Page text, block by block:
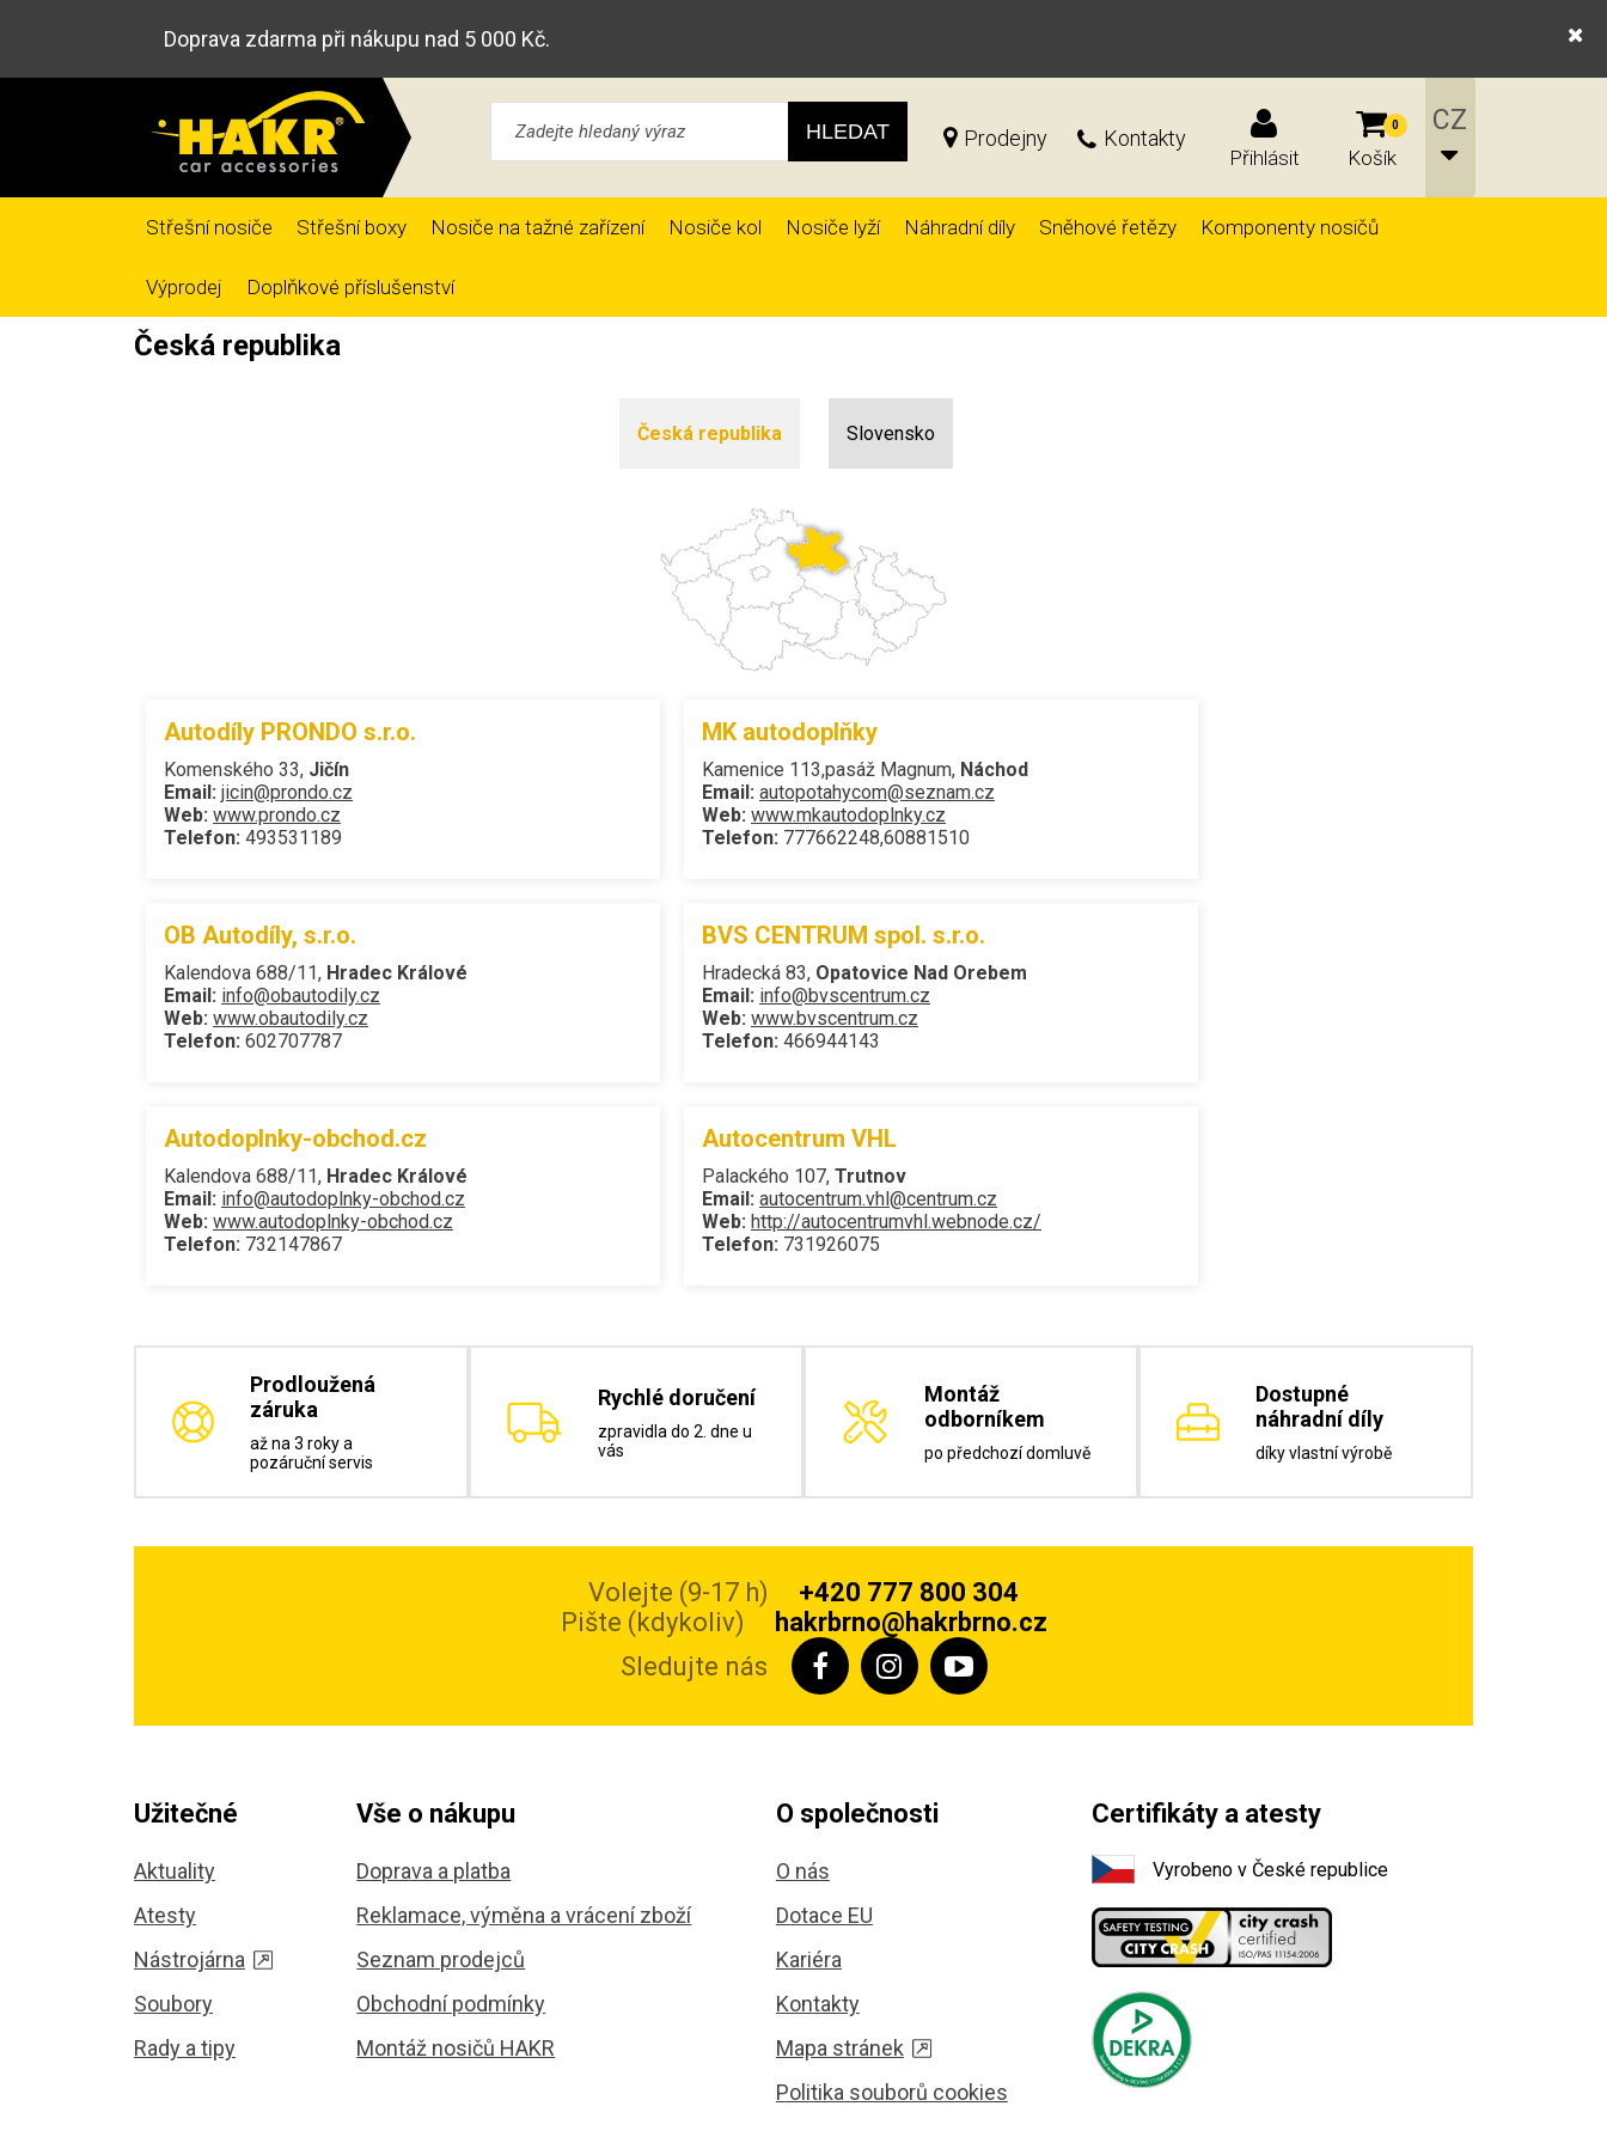
Doprava zdarma při nákupu nad 5 000 Kč.
HLEDAT Prodejny Kontakty
Přihlásit
0
Košík
Střešní nosiče Střešní boxy Nosiče na tažné zařízení Nosiče kol Nosiče lyží Náhradní díly Sněhové řetězy Komponenty nosičů
Výprodej Doplňkové příslušenství
Česká republika
Česká republika Slovensko
Autodíly PRONDO s.r.o.
Komenského 33, Jičín
Email: jicin@prondo.cz
Web: www.prondo.cz
Telefon: 493531189
MK autodoplňky
Kamenice 113,pasáž Magnum, Náchod
Email: autopotahycom@seznam.cz
Web: www.mkautodoplnky.cz
Telefon: 777662248,60881510
OB Autodíly, s.r.o.
Kalendova 688/11, Hradec Králové
Email: info@obautodily.cz
Web: www.obautodily.cz
Telefon: 602707787
BVS CENTRUM spol. s.r.o.
Hradecká 83, Opatovice Nad Orebem
Email: info@bvscentrum.cz
Web: www.bvscentrum.cz
Telefon: 466944143
Autodoplnky-obchod.cz
Kalendova 688/11, Hradec Králové
Email: info@autodoplnky-obchod.cz
Web: www.autodoplnky-obchod.cz
Telefon: 732147867
Autocentrum VHL
Palackého 107, Trutnov
Email: autocentrum.vhl@centrum.cz
Web: http://autocentrumvhl.webnode.cz/
Telefon: 731926075
Prodloužená
záruka
až na 3 roky a
pozáruční servis
Rychlé doručení
zpravidla do 2. dne u
vás
Montáž
odborníkem
po předchozí domluvě
Dostupné
náhradní díly
díky vlastní výrobě
Volejte (9-17 h)
+420 777 800 304
Pište (kdykoliv)
hakrbrno@hakrbrno.cz
Sledujte nás
Užitečné
Aktuality
Atesty
Nástrojárna
Soubory
Rady a tipy
Vše o nákupu
Doprava a platba
Reklamace, výměna a vrácení zboží
Seznam prodejců
Obchodní podmínky
Montáž nosičů HAKR
O společnosti
O nás
Dotace EU
Kariéra
Kontakty
Mapa stránek
Politika souborů cookies
Certifikáty a atesty
Vyrobeno v České republice